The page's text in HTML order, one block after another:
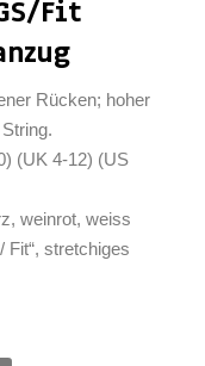
Fit
Rücken; hoher
(UK 4-12) (US
weinrot, weiss
Fit“, stretchiges